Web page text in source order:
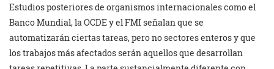
Estudios posteriores de organismos internacionales como el
Banco Mundial, la OCDE y el FMI señalan que se
automatizarán ciertas tareas, pero no sectores enteros y que
los trabajos más afectados serán aquellos que desarrollan